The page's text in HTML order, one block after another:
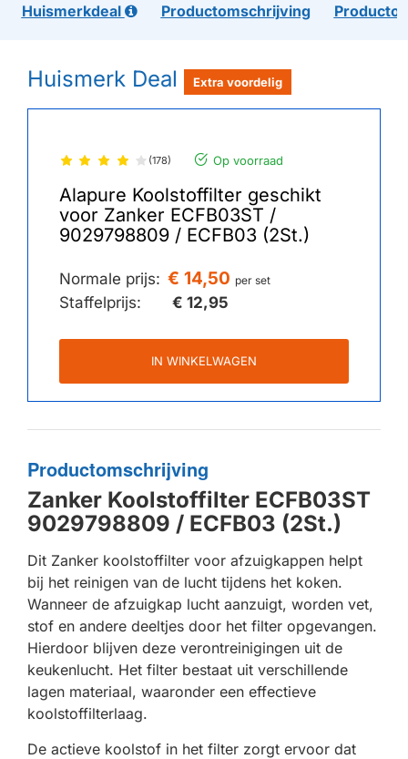
Huismerkdeal Productomschrijving
Huismerk Deal Extra voordelig
(178) Op voorraad
Alapure Koolstoffilter geschikt
voor Zanker ECFB03ST /
9029798809 / ECFB03 (2St.)
Normale prijs: € 14,50 per set
Staffelprijs: € 12,95
IN WINKELWAGEN
Productomschrijving
Zanker Koolstoffilter ECFB03ST
9029798809 / ECFB03 (2St.)
Dit Zanker koolstoffilter voor afzuigkappen helpt
bij het reinigen van de lucht tijdens het koken.
Wanneer de afzuigkap lucht aanzuigt, worden vet,
stof en andere deeltjes door het filter opgevangen.
Hierdoor blijven deze verontreinigingen uit de
keukenlucht. Het filter bestaat uit verschillende
lagen materiaal, waaronder een effectieve
koolstoffilterlaag.
De actieve koolstof in het filter zorgt ervoor dat